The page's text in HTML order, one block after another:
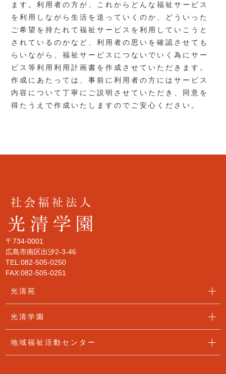
ます。利用者の方が、これからどんな福祉サービス
を利用しながら生活を送っていくのか、どういった
ご希望を持たれて福祉サービスを利用していこうと
されているのかなど、利用者の思いを確認させても
らいながら、福祉サービスにつないでいく為にサー
ビス等利用利用計画書を作成させていただきます。
作成にあたっては、事前に利用者の方にはサービス
内容について丁寧にご説明させていただき、同意を
得たうえで作成いたしますのでご安心ください。
〒734-0001
広島市南区出汐2-3-46
TEL:082-505-0250
FAX:082-505-0251
光清苑
光清学園
地域福祉活動センター